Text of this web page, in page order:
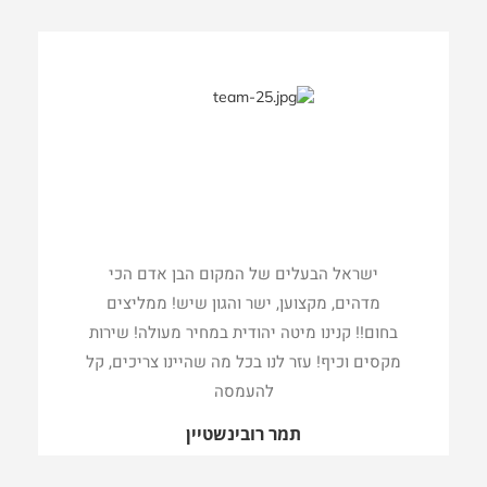
ישראל הבעלים של המקום הבן אדם הכי
מדהים, מקצוען, ישר והגון שיש! ממליצים
בחום!! קנינו מיטה יהודית במחיר מעולה! שירות
מקסים וכיף! עזר לנו בכל מה שהיינו צריכים, קל
להעמסה
תמר רובינשטיין